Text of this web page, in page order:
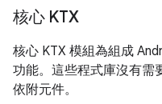
核心 KTX
核心 KTX 模組為組成
功能。這些程式庫沒有需
依附元件。